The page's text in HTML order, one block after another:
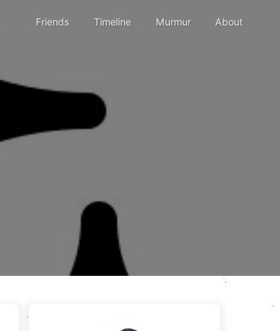
Friends Timeline Murmur About